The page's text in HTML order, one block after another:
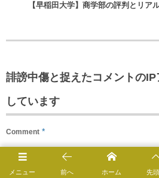
【早稲田大学】商学部の評判とリア
誹謗中傷と捉えたコメントの
しています
Comment *
メニュー 前へ ホーム 先